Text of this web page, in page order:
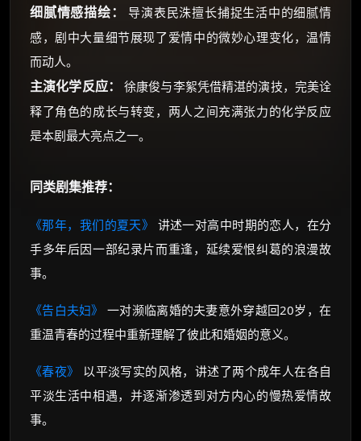
细腻情感描绘：
导演表民洙擅长捕捉生活中的细腻情
感，剧中大量细节展现了爱情中的微妙心理变化，温情
而动人。
主演化学反应：
徐康俊与李絮凭借精湛的演技，完美诠
释了角色的成长与转变，两人之间充满张力的化学反应
是本剧最大亮点之一。
同类剧集推荐：
《那年，我们的夏天》
讲述一对高中时期的恋人，在分
手多年后因一部纪录片而重逢，延续爱恨纠葛的浪漫故
事。
《告白夫妇》
一对濒临离婚的夫妻意外穿越回20岁，在
重温青春的过程中重新理解了彼此和婚姻的意义。
《春夜》
以平淡写实的风格，讲述了两个成年人在各自
平淡生活中相遇，并逐渐渗透到对方内心的慢热爱情故
事。